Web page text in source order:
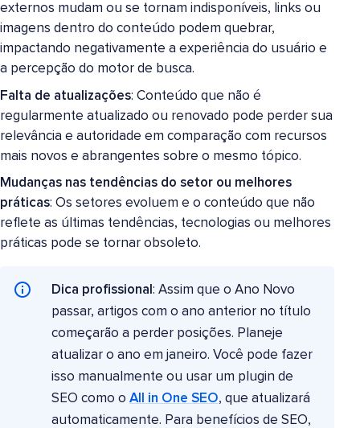
externos mudam ou se tornam indisponíveis, links ou
imagens dentro do conteúdo podem quebrar,
impactando negativamente a experiência do usuário e
a percepção do motor de busca.
Falta de atualizações: Conteúdo que não é
regularmente atualizado ou renovado pode perder sua
relevância e autoridade em comparação com recursos
mais novos e abrangentes sobre o mesmo tópico.
Mudanças nas tendências do setor ou melhores
práticas: Os setores evoluem e o conteúdo que não
reflete as últimas tendências, tecnologias ou melhores
práticas pode se tornar obsoleto.
Dica profissional : Assim que o Ano Novo
passar, artigos com o ano anterior no título
começarão a perder posições. Planeje
atualizar o ano em janeiro. Você pode fazer
isso manualmente ou usar um plugin de
SEO como o All in One SEO, que atualizará
automaticamente. Para benefícios de SEO,